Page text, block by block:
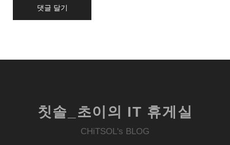
칫솔_초이의 IT 휴게실
CHiTSOL's BLOG